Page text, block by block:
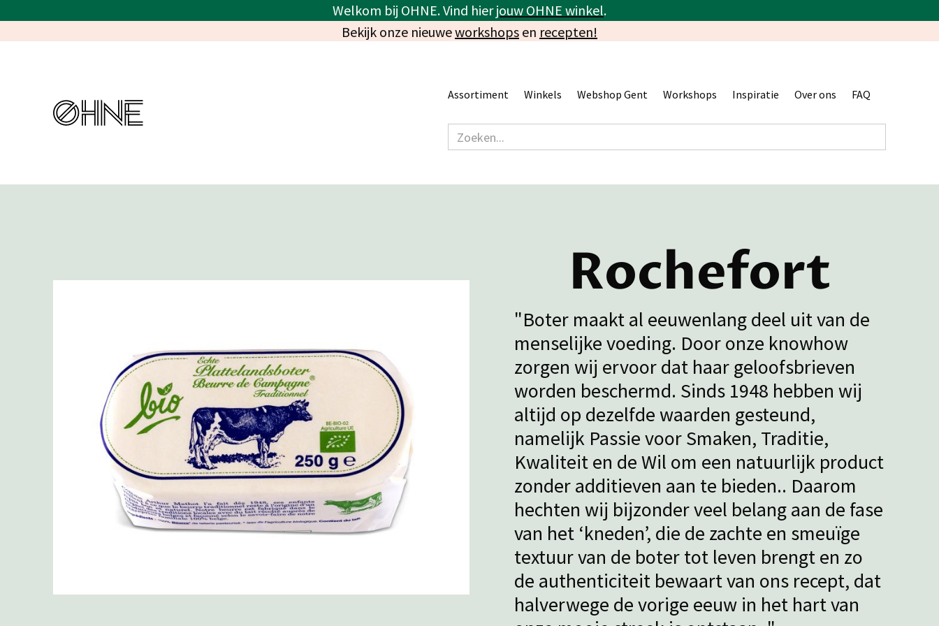
Welkom bij OHNE. Vind hierjouw OHNE winkel.
Bekijk onze nieuweworkshops en recepten!
Assortiment Winkels Webshop Gent Workshops Inspiratie Over ons FAQ
Rochefort
"Boter maakt al eeuwenlang deel uit van de
menselijke voeding. Door onze knowhow
zorgen wij ervoor dat haar geloofsbrieven
worden beschermd. Sinds 1948 hebben wij
altijd op dezelfde waarden gesteund,
namelijk Passie voor Smaken, Traditie,
Kwaliteit en de Wil om een natuurlijk product
zonder additieven aan te bieden.. Daarom
hechten wij bijzonder veel belang aan de fase
van het ‘kneden’, die de zachte en smeuïge
textuur van de boter tot leven brengt en zo
de authenticiteit bewaart van ons recept, dat
halverwege de vorige eeuw in het hart van